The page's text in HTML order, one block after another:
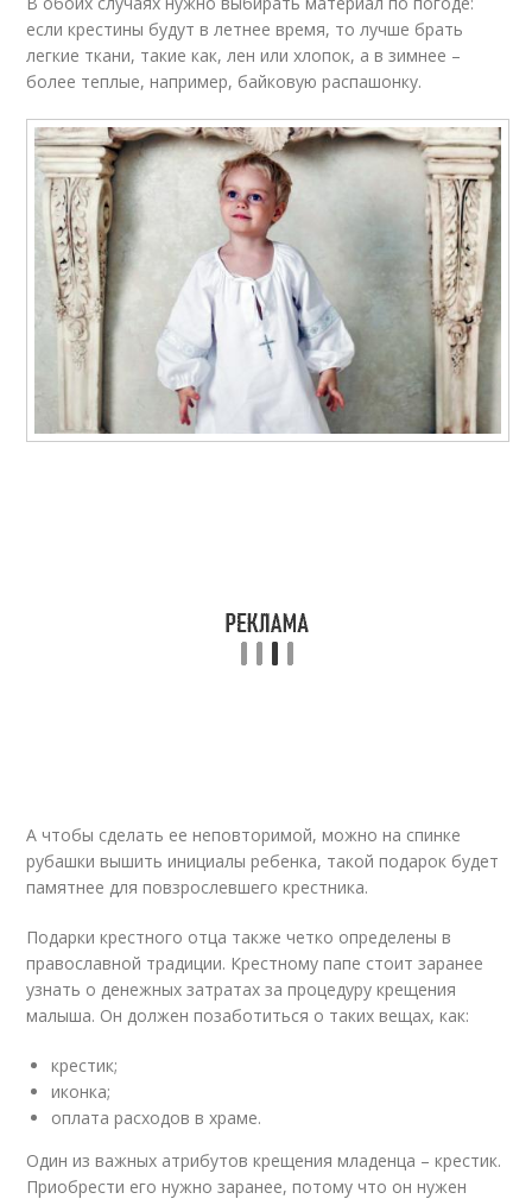
если крестины будут в летнее время, то лучше брать
легкие ткани, такие как, лен или хлопок, а в зимнее –
более теплые, например, байковую распашонку.
А чтобы сделать ее неповторимой, можно на спинке
рубашки вышить инициалы ребенка, такой подарок будет
памятнее для повзрослевшего крестника.
Подарки крестного отца также четко определены в
православной традиции. Крестному папе стоит заранее
узнать о денежных затратах за процедуру крещения
малыша. Он должен позаботиться о таких вещах, как:
крестик;
иконка;
оплата расходов в храме.
Один из важных атрибутов крещения младенца – крестик.
Приобрести его нужно заранее, потому что он нужен